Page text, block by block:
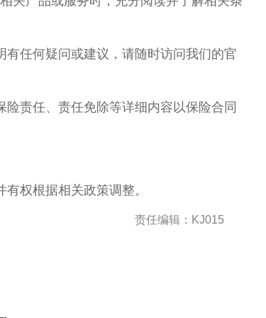
任何疑问或建议，请随时访问我们的官
责任、责任免除等详细内容以保险合同
权根据相关政策调整。
责任编辑：KJ015